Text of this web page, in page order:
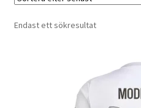
Endast ett sökresultat